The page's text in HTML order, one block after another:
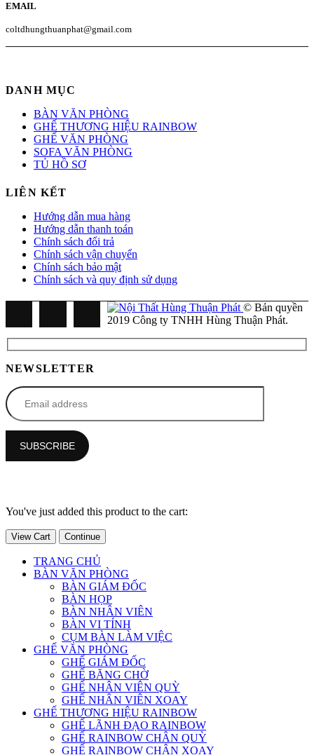
EMAIL
coltdhungthuanphat@gmail.com
DANH MỤC
BÀN VĂN PHÒNG
GHẾ THƯƠNG HIỆU RAINBOW
GHẾ VĂN PHÒNG
SOFA VĂN PHÒNG
TỦ HỒ SƠ
LIÊN KẾT
Hướng dẫn mua hàng
Hướng dẫn thanh toán
Chính sách đổi trả
Chính sách vận chuyển
Chính sách bảo mật
Chính sách và quy định sử dụng
© Bản quyền
2019 Công ty TNHH Hùng Thuận Phát.
NEWSLETTER
You've just added this product to the cart:
View Cart Continue
TRANG CHỦ
BÀN VĂN PHÒNG
BÀN GIÁM ĐỐC
BÀN HỌP
BÀN NHÂN VIÊN
BÀN VI TÍNH
CỤM BÀN LÀM VIỆC
GHẾ VĂN PHÒNG
GHẾ GIÁM ĐỐC
GHẾ BĂNG CHỜ
GHẾ NHÂN VIÊN QUỲ
GHẾ NHÂN VIÊN XOAY
GHẾ THƯƠNG HIỆU RAINBOW
GHẾ LÃNH ĐẠO RAINBOW
GHẾ RAINBOW CHÂN QUỲ
GHẾ RAINBOW CHÂN XOAY